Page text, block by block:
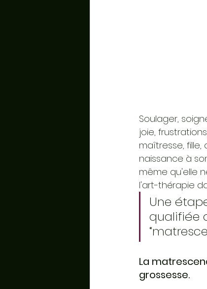
Soulager,
joie,
maîtresse,
naissance à
même qu'elle
l'art-thérapie
Une
qualifiée
La
grossesse.